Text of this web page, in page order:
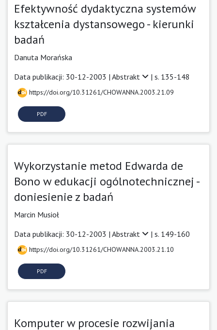
Efektywność dydaktyczna systemów
kształcenia dystansowego - kierunki
badań
Danuta Morańska
Data publikacji: 30-12-2003 | Abstrakt | s. 135-148
https://doi.org/10.31261/CHOWANNA.2003.21.09
PDF
Wykorzystanie metod Edwarda de
Bono w edukacji ogólnotechnicznej -
doniesienie z badań
Marcin Musioł
Data publikacji: 30-12-2003 | Abstrakt | s. 149-160
https://doi.org/10.31261/CHOWANNA.2003.21.10
PDF
Komputer w procesie rozwijania